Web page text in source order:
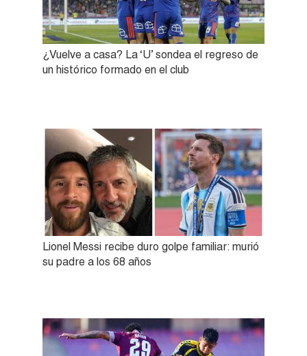
¿Vuelve a casa? La ‘U’ sondea el regreso de
un histórico formado en el club
Lionel Messi recibe duro golpe familiar: murió
su padre a los 68 años